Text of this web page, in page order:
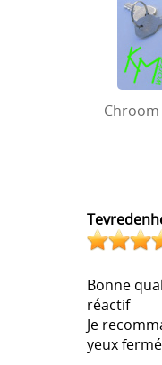
Bonne
réactif
Je
yeux